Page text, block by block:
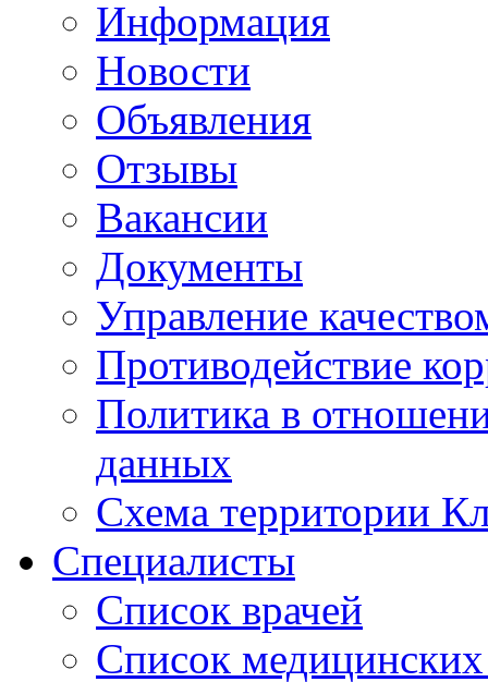
Информация
Новости
Объявления
Отзывы
Вакансии
Документы
Управление
Противодействие
Политика в
данных
Схема территории
Специалисты
Список врачей
Список медицинских